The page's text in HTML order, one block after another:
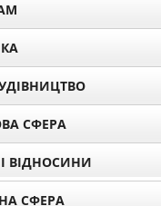
СФЕРА
ВІДНОСИНИ
СФЕРА